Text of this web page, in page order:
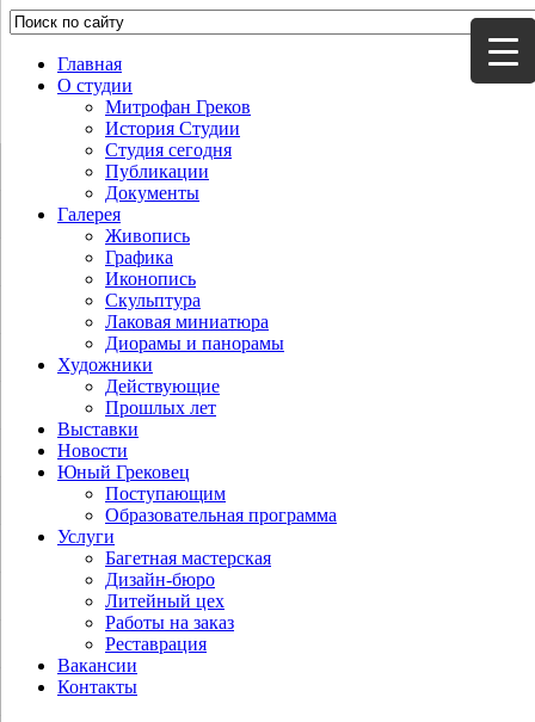
Главная
О студии
Митрофан Греков
История Студии
Студия сегодня
Публикации
Документы
Галерея
Живопись
Графика
Иконопись
Скульптура
Лаковая миниатюра
Диорамы и панорамы
Художники
Действующие
Прошлых лет
Выставки
Новости
Юный Грековец
Поступающим
Образовательная программа
Услуги
Багетная мастерская
Дизайн-бюро
Литейный цех
Работы на заказ
Реставрация
Вакансии
Контакты